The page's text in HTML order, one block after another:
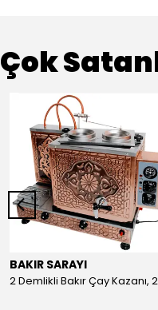
Çok
BAKIR SARAYI